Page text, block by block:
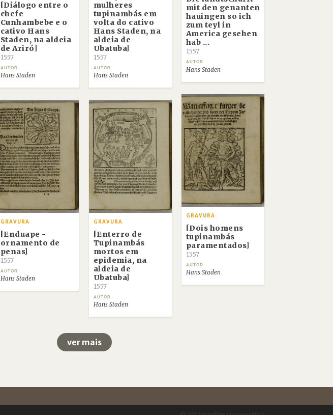
mulheres
tupinambás em
volta do cativo
Hans Staden, na
aldeia de
Ubatuba]
1557
AUTOR
Hans Staden
[Diálogo entre o
chefe
Cunhambebe e o
cativo Hans
Staden, na aldeia
de Ariró]
1557
AUTOR
Hans Staden
mit den genanten
hauingen so ich
zum teyl in
America gesehen
hab ...
1557
AUTOR
Hans Staden
GRAVURA
[Dois homens
tupinambás
paramentados]
1557
AUTOR
Hans Staden
GRAVURA
[Enduape -
ornamento de
penas]
1557
AUTOR
Hans Staden
GRAVURA
[Enterro de
Tupinambás
mortos em
epidemia, na
aldeia de
Ubatuba]
1557
AUTOR
Hans Staden
ver mais